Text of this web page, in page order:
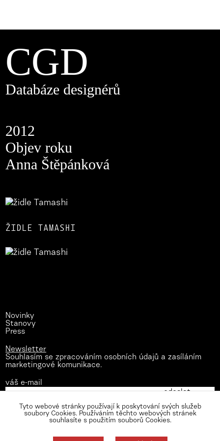
CGD
Databáze designérů
2012
Objev roku
Anna Štěpánková
ŽIDLE TAMASHI
Novinky
Stanovy
Press
Newsletter
Souhlasím se zpracováním osobních údajů a zasíláním
marketingové komunikace.
váš e-mail
Tyto webové stránky používají k poskytování svých služeb
soubory Cookies. Používáním těchto webových stránek
souhlasíte s použitím souborů Cookies.